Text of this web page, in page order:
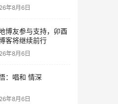
年8月6日
博友参与支持，卯酉
客将继续前行
年8月6日
：唱和 情深
年8月6日